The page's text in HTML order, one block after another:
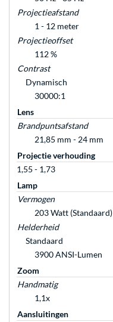
Projectieafstand
1 - 12 meter
Projectieoffset
112 %
Contrast
Dynamisch
30000:1
Lens
Brandpuntsafstand
21,85 mm - 24 mm
Projectie verhouding
1,55 - 1,73
Lamp
Vermogen
203 Watt (Standaard)
Helderheid
Standaard
3900 ANSI-Lumen
Zoom
Handmatig
1,1x
Aansluitingen